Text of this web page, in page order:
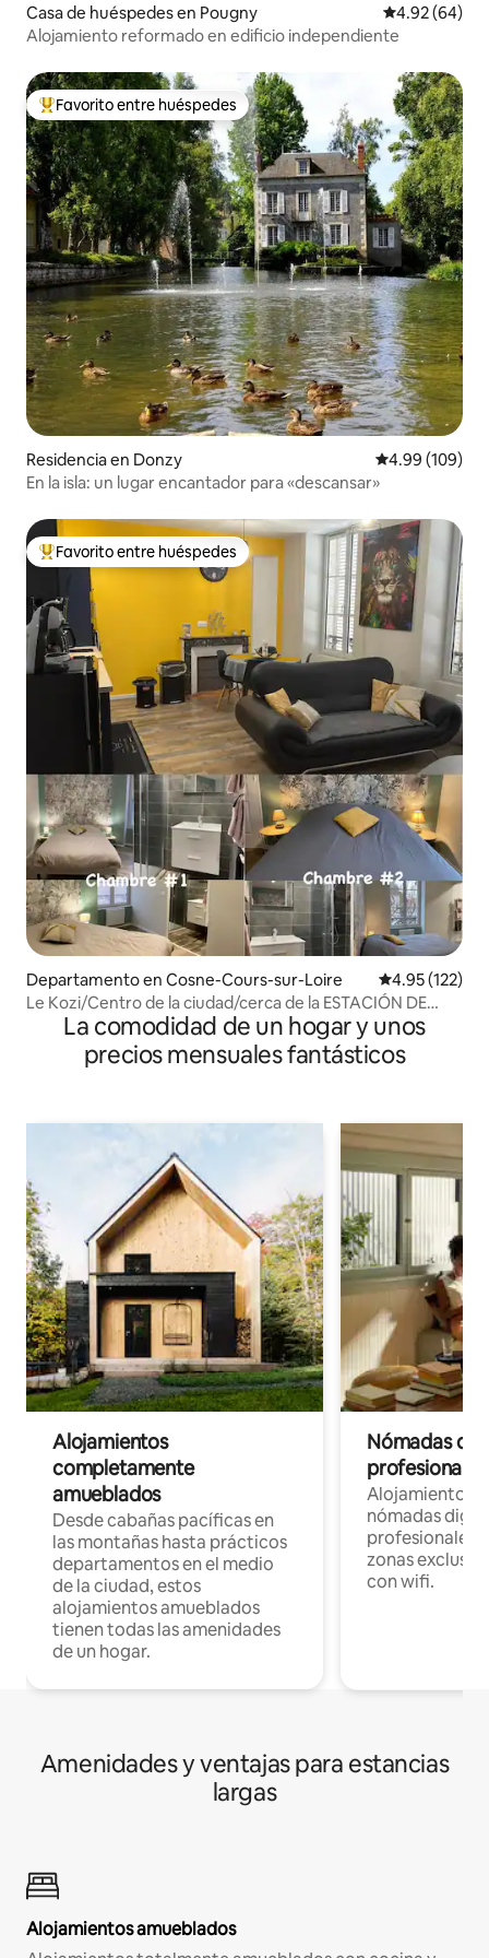
Casa de huéspedes en Pougny Calificación
4.92 (64)
Alojamiento reformado en edificio independiente
De los mejores en Favorito entre huéspedes
Favorito entre huéspedes
Residencia en Donzy Calificación
4.99 (109)
En la isla: un lugar encantador para «descansar»
De los mejores en Favorito entre huéspedes
Favorito entre huéspedes
Departamento en Cosne-Cours-sur-Loire Calificación
4.95 (122)
Le Kozi/Centro de la ciudad/cerca de la ESTACIÓN DE
TRENLa comodidad de un hogar y unos
precios mensuales fantásticos
Alojamientos
completamente
amueblados
Desde cabañas pacíficas en
las montañas hasta prácticos
departamentos en el medio
de la ciudad, estos
alojamientos amueblados
tienen todas las amenidades
de un hogar.
Nómadas
Alojamientos
nómadas
profesionales
zonas
con wifi.
Amenidades y ventajas para estancias
largas
Alojamientos amueblados